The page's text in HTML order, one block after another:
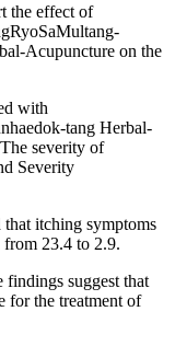
the effect of
Acupuncture on the
with
tang Herbal-
severity of
Severity
that itching symptoms
from 23.4 to 2.9.
findings suggest that
for the treatment of